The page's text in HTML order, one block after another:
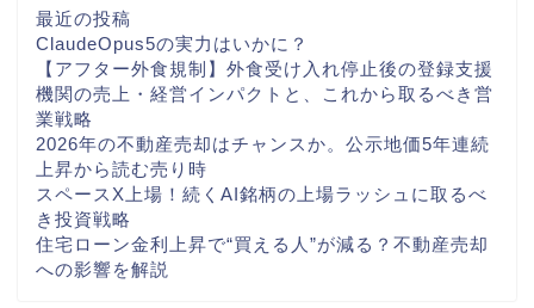
最近の投稿
ClaudeOpus5の実力はいかに？
【アフター外食規制】外食受け入れ停止後の登録支援
機関の売上・経営インパクトと、これから取るべき営
業戦略
2026年の不動産売却はチャンスか。公示地価5年連続
上昇から読む売り時
スペースX上場！続くAI銘柄の上場ラッシュに取るべ
き投資戦略
住宅ローン金利上昇で“買える人”が減る？不動産売却
への影響を解説